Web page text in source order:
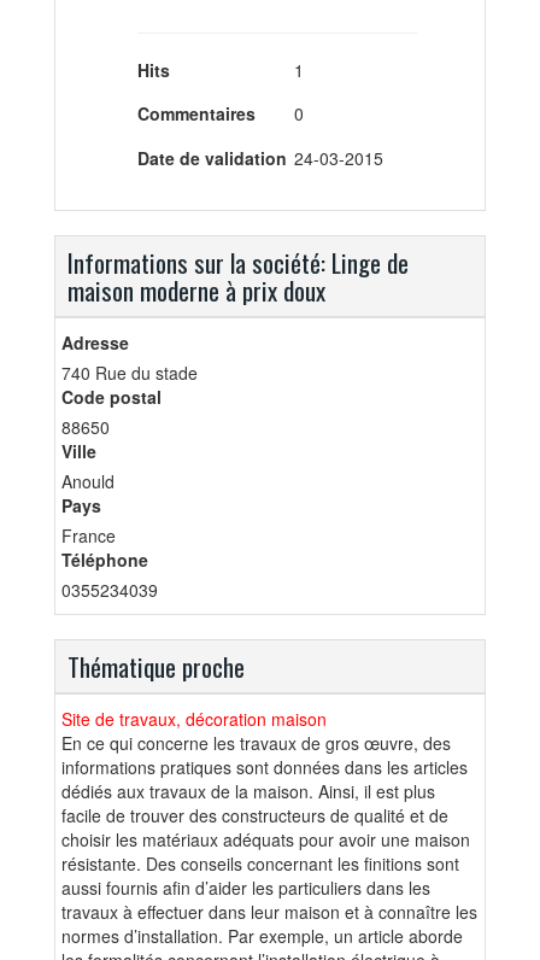
Hits
1
Commentaires
0
Date de validation 24-03-2015
Informations sur la société: Linge de
maison moderne à prix doux
Adresse
740 Rue du stade
Code postal
88650
Ville
Anould
Pays
France
Téléphone
0355234039
Thématique proche
Site de travaux, décoration maison
En ce qui concerne les travaux de gros œuvre, des
informations pratiques sont données dans les articles
dédiés aux travaux de la maison. Ainsi, il est plus
facile de trouver des constructeurs de qualité et de
choisir les matériaux adéquats pour avoir une maison
résistante. Des conseils concernant les finitions sont
aussi fournis afin d’aider les particuliers dans les
travaux à effectuer dans leur maison et à connaître les
normes d’installation. Par exemple, un article aborde